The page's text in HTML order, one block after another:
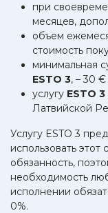
при
месяцев,
объем
стоимость
минимальная
ESTO 3, – 30 €
услугу ESTO 3
Латвийской
Услугу ESTO 3
использовать
обязанность,
необходимость
исполнении
0%.